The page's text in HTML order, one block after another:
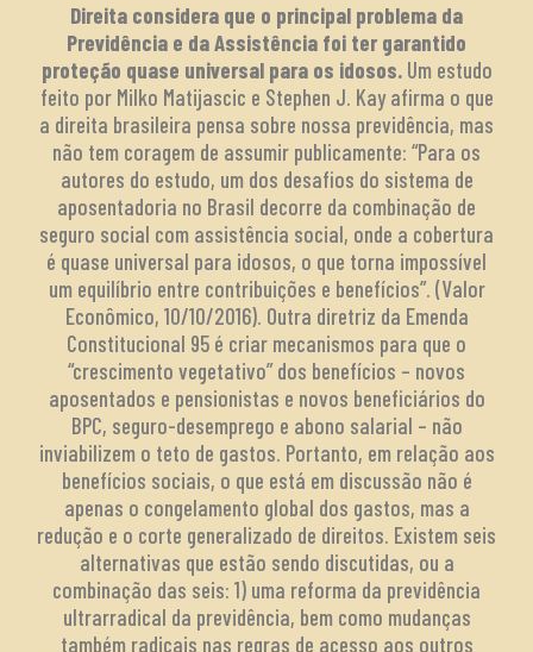
Direita considera que o principal problema da
Previdência e da Assistência foi ter garantido
proteção quase universal para os idosos.Um estudo
feito por Milko Matijascic e Stephen J. Kay afirma o que
a direita brasileira pensa sobre nossa previdência, mas
não tem coragem de assumir publicamente: “Para os
autores do estudo, um dos desafios do sistema de
aposentadoria no Brasil decorre da combinação de
seguro social com assistência social, onde a cobertura
é quase universal para idosos, o que torna impossível
um equilíbrio entre contribuições e benefícios”. (Valor
Econômico, 10/10/2016). Outra diretriz da Emenda
Constitucional 95 é criar mecanismos para que o
“crescimento vegetativo” dos benefícios – novos
aposentados e pensionistas e novos beneficiários do
BPC, seguro-desemprego e abono salarial – não
inviabilizem o teto de gastos. Portanto, em relação aos
benefícios sociais, o que está em discussão não é
apenas o congelamento global dos gastos, mas a
redução e o corte generalizado de direitos. Existem seis
alternativas que estão sendo discutidas, ou a
combinação das seis: 1) uma reforma da previdência
ultrarradical da previdência, bem como mudanças
também radicais nas regras de acesso aos outros